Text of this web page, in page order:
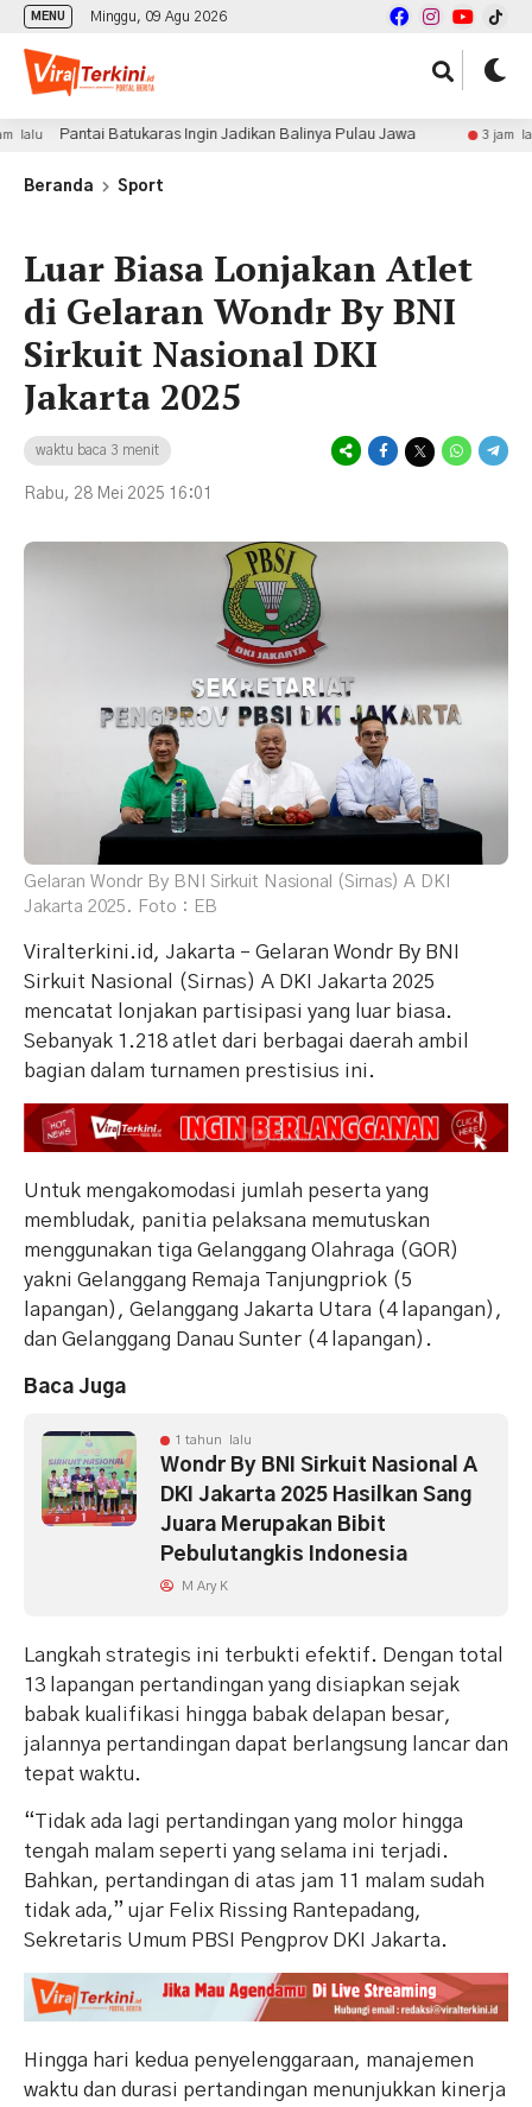
MENU Minggu, 09 Agu 2026
Batukaras Ingin Jadikan Balinya Pulau Jawa 3 jam lalu
Beranda Sport
Luar Biasa Lonjakan Atlet
di Gelaran Wondr By BNI
Sirkuit Nasional DKI
Jakarta 2025
waktu baca 3 menit
Rabu, 28 Mei 2025 16:01
Gelaran Wondr By BNI Sirkuit Nasional (Sirnas) A DKI
Jakarta 2025. Foto : EB
Viralterkini.id, Jakarta – Gelaran Wondr By BNI
Sirkuit Nasional (Sirnas) A DKI Jakarta 2025
mencatat lonjakan partisipasi yang luar biasa.
Sebanyak 1.218 atlet dari berbagai daerah ambil
bagian dalam turnamen prestisius ini.
Untuk mengakomodasi jumlah peserta yang
membludak, panitia pelaksana memutuskan
menggunakan tiga Gelanggang Olahraga (GOR)
yakni Gelanggang Remaja Tanjungpriok (5
lapangan), Gelanggang Jakarta Utara (4 lapangan),
dan Gelanggang Danau Sunter (4 lapangan).
Baca Juga
1 tahun lalu
Wondr By BNI Sirkuit Nasional A
DKI Jakarta 2025 Hasilkan Sang
Juara Merupakan Bibit
Pebulutangkis Indonesia
M Ary K
Langkah strategis ini terbukti efektif. Dengan total
13 lapangan pertandingan yang disiapkan sejak
babak kualifikasi hingga babak delapan besar,
jalannya pertandingan dapat berlangsung lancar dan
tepat waktu.
“Tidak ada lagi pertandingan yang molor hingga
tengah malam seperti yang selama ini terjadi.
Bahkan, pertandingan di atas jam 11 malam sudah
tidak ada,” ujar Felix Rissing Rantepadang,
Sekretaris Umum PBSI Pengprov DKI Jakarta.
Hingga hari kedua penyelenggaraan, manajemen
waktu dan durasi pertandingan menunjukkan kinerja